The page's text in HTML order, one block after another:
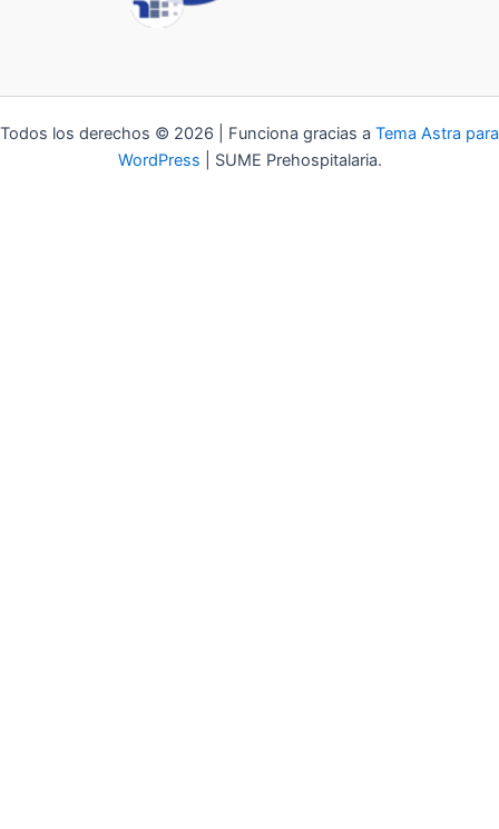
Todos los derechos © 2026 | Funciona gracias a Tema Astra para
WordPress | SUME Prehospitalaria.